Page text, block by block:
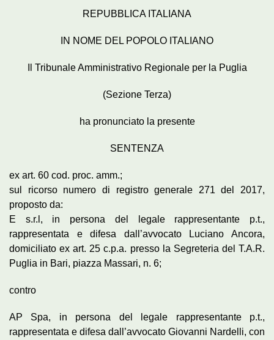
REPUBBLICA ITALIANA
IN NOME DEL POPOLO ITALIANO
Il Tribunale Amministrativo Regionale per la Puglia
(Sezione Terza)
ha pronunciato la presente
SENTENZA
ex art. 60 cod. proc. amm.;
sul ricorso numero di registro generale 271 del 2017,
proposto da:
E s.r.l, in persona del legale rappresentante p.t.,
rappresentata e difesa dall’avvocato Luciano Ancora,
domiciliato ex art. 25 c.p.a. presso la Segreteria del T.A.R.
Puglia in Bari, piazza Massari, n. 6;
contro
AP Spa, in persona del legale rappresentante p.t.,
rappresentata e difesa dall’avvocato Giovanni Nardelli, con